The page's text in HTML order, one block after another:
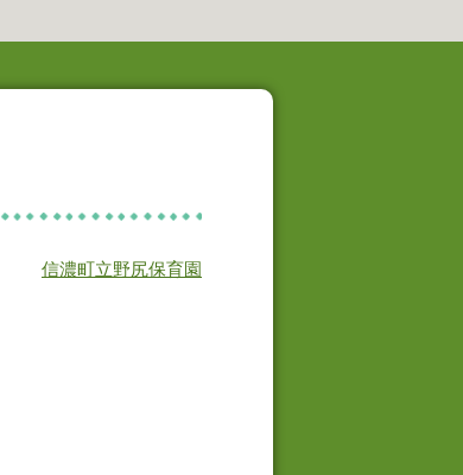
信濃町立野尻保育園